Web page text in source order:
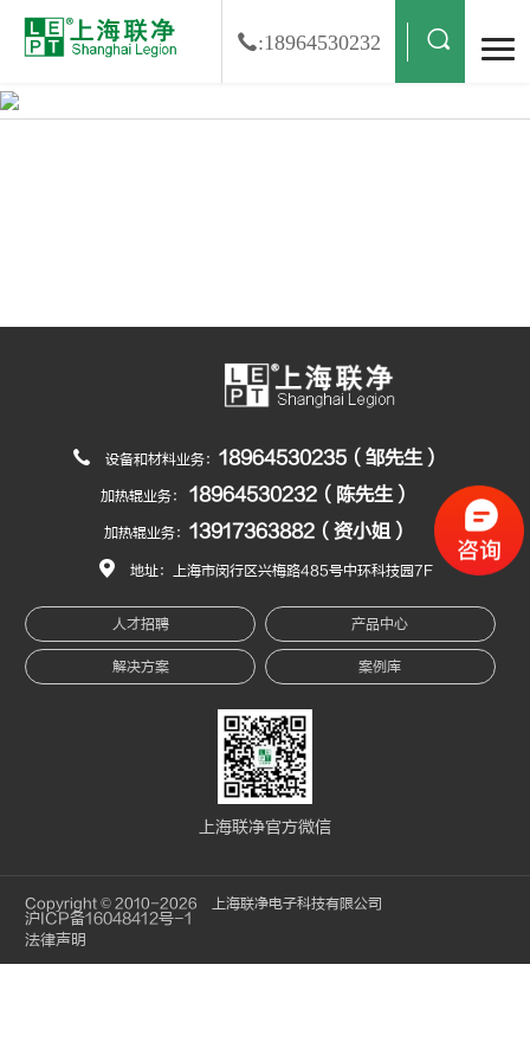
:18964530232
搜索结果
设备和材料业务： 18964530235（邹先生）
加热辊业务： 18964530232（陈先生）
加热辊业务： 13917363882（资小姐）
地址：上海市闵行区兴梅路485号中环科技园7F
人才招聘 产品中心
解决方案 案例库
上海联净官方微信
Copyright © 2010-2026 上海联净电子科技有限公司
沪ICP备16048412号-1
法律声明